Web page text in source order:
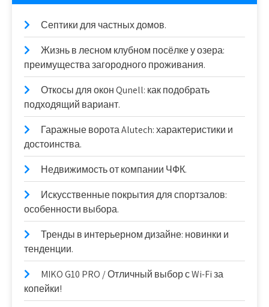
Септики для частных домов.
Жизнь в лесном клубном посёлке у озера:
преимущества загородного проживания.
Откосы для окон Qunell: как подобрать
подходящий вариант.
Гаражные ворота Alutech: характеристики и
достоинства.
Недвижимость от компании ЧФК.
Искусственные покрытия для спортзалов:
особенности выбора.
Тренды в интерьерном дизайне: новинки и
тенденции.
MIKO G10 PRO / Отличный выбор с Wi-Fi за
копейки!